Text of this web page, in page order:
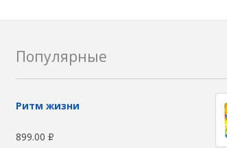
Популярные
Ритм жизни
899.00 Р